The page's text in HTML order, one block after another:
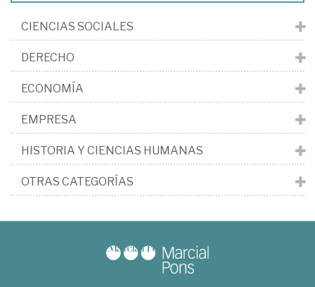
CIENCIAS SOCIALES
DERECHO
ECONOMÍA
EMPRESA
HISTORIA Y CIENCIAS HUMANAS
OTRAS CATEGORÍAS